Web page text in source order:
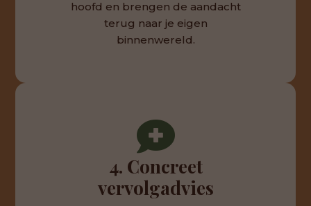
hoofd en brengen de aandacht
terug naar je eigen
binnenwereld.

4. Concreet
vervolgadvies